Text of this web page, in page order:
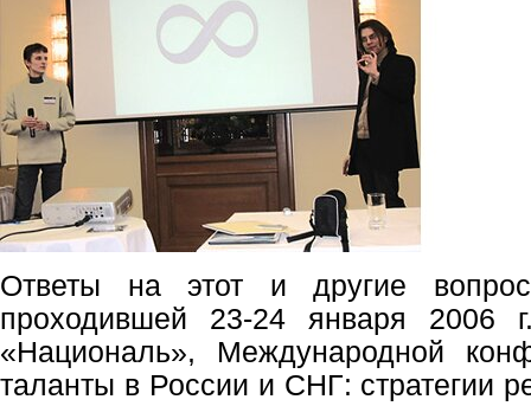
Ответы на этот и другие
проходившей 23-24 января 2006
«Националь», Международной
таланты в России и СНГ: стратегии